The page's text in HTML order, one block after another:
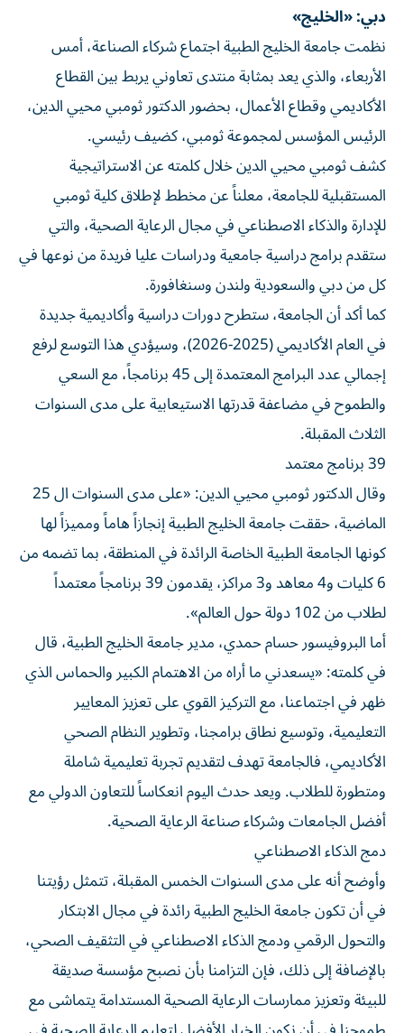
دبي: «الخليج»
نظمت جامعة الخليج الطبية اجتماع شركاء الصناعة، أمس
الأربعاء، والذي يعد بمثابة منتدى تعاوني يربط بين القطاع
الأكاديمي وقطاع الأعمال، بحضور الدكتور ثومبي محيي الدين،
الرئيس المؤسس لمجموعة ثومبي، كضيف رئيسي.
كشف ثومبي محيي الدين خلال كلمته عن الاستراتيجية
المستقبلية للجامعة، معلناً عن مخطط لإطلاق كلية ثومبي
للإدارة والذكاء الاصطناعي في مجال الرعاية الصحية، والتي
ستقدم برامج دراسية جامعية ودراسات عليا فريدة من نوعها في
كل من دبي والسعودية ولندن وسنغافورة.
كما أكد أن الجامعة، ستطرح دورات دراسية وأكاديمية جديدة
في العام الأكاديمي (2025-2026)، وسيؤدي هذا التوسع لرفع
إجمالي عدد البرامج المعتمدة إلى 45 برنامجاً، مع السعي
والطموح في مضاعفة قدرتها الاستيعابية على مدى السنوات
الثلاث المقبلة.
39 برنامج معتمد
وقال الدكتور ثومبي محيي الدين: «على مدى السنوات ال 25
الماضية، حققت جامعة الخليج الطبية إنجازاً هاماً ومميزاً لها
كونها الجامعة الطبية الخاصة الرائدة في المنطقة، بما تضمه من
6 كليات و4 معاهد و3 مراكز، يقدمون 39 برنامجاً معتمداً
لطلاب من 102 دولة حول العالم».
أما البروفيسور حسام حمدي، مدير جامعة الخليج الطبية، قال
في كلمته: «يسعدني ما أراه من الاهتمام الكبير والحماس الذي
ظهر في اجتماعنا، مع التركيز القوي على تعزيز المعايير
التعليمية، وتوسيع نطاق برامجنا، وتطوير النظام الصحي
الأكاديمي، فالجامعة تهدف لتقديم تجربة تعليمية شاملة
ومتطورة للطلاب. ويعد حدث اليوم انعكاساً للتعاون الدولي مع
أفضل الجامعات وشركاء صناعة الرعاية الصحية.
دمج الذكاء الاصطناعي
وأوضح أنه على مدى السنوات الخمس المقبلة، تتمثل رؤيتنا
في أن تكون جامعة الخليج الطبية رائدة في مجال الابتكار
والتحول الرقمي ودمج الذكاء الاصطناعي في التثقيف الصحي،
بالإضافة إلى ذلك، فإن التزامنا بأن نصبح مؤسسة صديقة
للبيئة وتعزيز ممارسات الرعاية الصحية المستدامة يتماشى مع